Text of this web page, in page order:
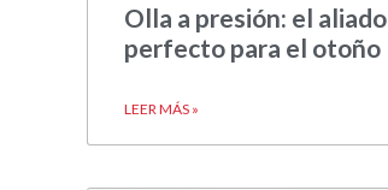
Olla a presión: el aliado
perfecto para el otoño
LEER MÁS »